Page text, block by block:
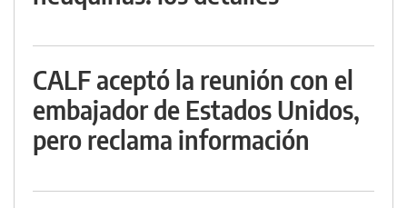
CALF aceptó la reunión con el
embajador de Estados Unidos,
pero reclama información